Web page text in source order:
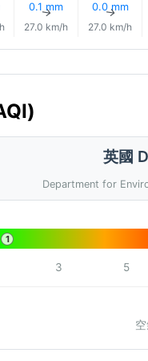
0.1 mm
↑
27.0 km/h
0.0 mm
↑
27.0 km/h
英國
Department for
1
3 5